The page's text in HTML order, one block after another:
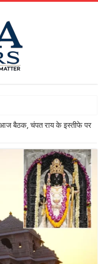
ने थम
आज बैठक, चंपत राय के इस्तीफे पर